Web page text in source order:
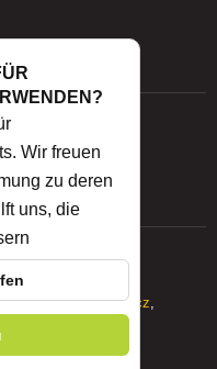
s.r.o.-www.cidem.cz,
Wir freuen
zu deren
uns, die